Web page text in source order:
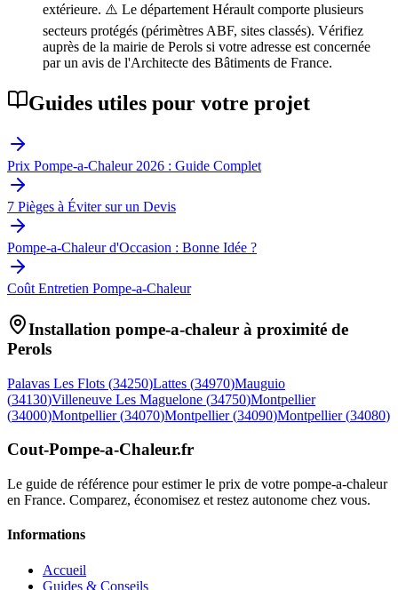
extérieure. ⚠️ Le département Hérault comporte plusieurs
secteurs protégés (périmètres ABF, sites classés). Vérifiez
auprès de la mairie de Perols si votre adresse est concernée
par un avis de l'Architecte des Bâtiments de France.
Guides utiles pour votre projet
Prix Pompe-a-Chaleur 2026 : Guide Complet
7 Pièges à Éviter sur un Devis
Pompe-a-Chaleur d'Occasion : Bonne Idée ?
Coût Entretien Pompe-a-Chaleur
Installation pompe-a-chaleur à proximité de
Perols
Palavas Les Flots (34250)Lattes (34970)Mauguio
(34130)Villeneuve Les Maguelone (34750)Montpellier
(34000)Montpellier (34070)Montpellier (34090)Montpellier (34080)
Cout-Pompe-a-Chaleur.fr
Le guide de référence pour estimer le prix de votre pompe-a-chaleur
en France. Comparez, économisez et restez autonome chez vous.
Informations
Accueil
Guides & Conseils